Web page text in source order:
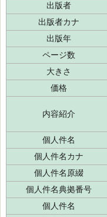
出版者
出版者カナ
出版年
ページ数
大きさ
価格
内容紹介
個人件名
個人件名カナ
個人件名原綴
個人件名典拠番号
個人件名